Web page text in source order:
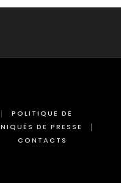
POLITIQUE DE
DE PRESSE
CONTACTS